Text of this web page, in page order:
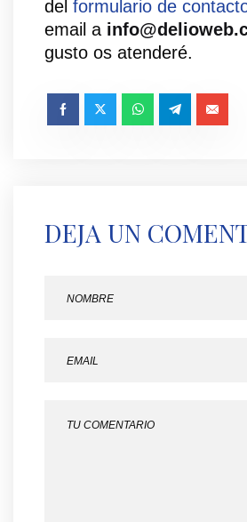
del formulario de
email a
gusto os atenderé.
DEJA UN